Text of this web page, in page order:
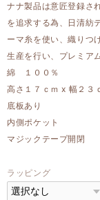
ナナ製品は意匠登録さ
を追求する為、日清紡
ーマ糸を使い、織りつ
生産を行い、プレミア
綿 １００％
高さ１７ｃｍ x 幅２３
底板あり
内側ポケット
マジックテープ開閉
ラッピング